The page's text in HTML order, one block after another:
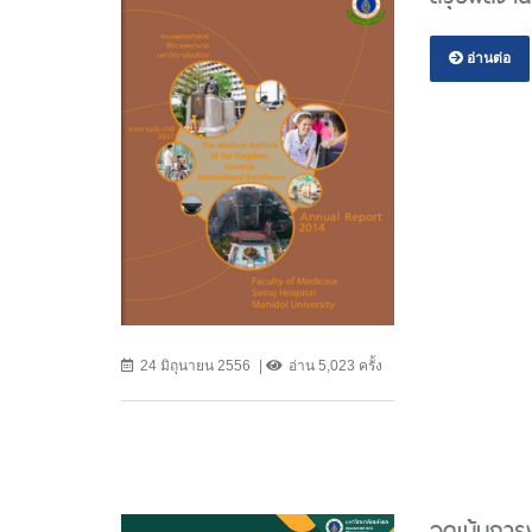
24 มิถุนายน 2556 อ่าน 5,023 ครั้ง
อ่านต่อ